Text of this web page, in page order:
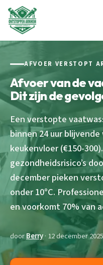
AFVOER VERSTOPT
Afvoer van de
Dit zijn de
Een verstopte
binnen 24 uur
keukenvloer (€150-
gezondheidsrisico’s
december pieken
onder 10°C.
en voorkomt 70% van
doorBerry· 12 december 2025